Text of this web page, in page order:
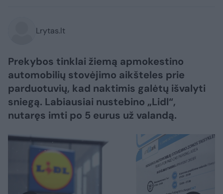
Lrytas.lt
Prekybos tinklai žiemą apmokestino
automobilių stovėjimo aikšteles prie
parduotuvių, kad naktimis galėtų išvalyti
sniegą. Labiausiai nustebino „Lidl“,
nutaręs imti po 5 eurus už valandą.